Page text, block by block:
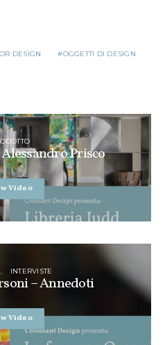
DESIGN
OGGETTI DI DESIGN
Prisco
Video
INTERVISTE
– Annedoti
Video